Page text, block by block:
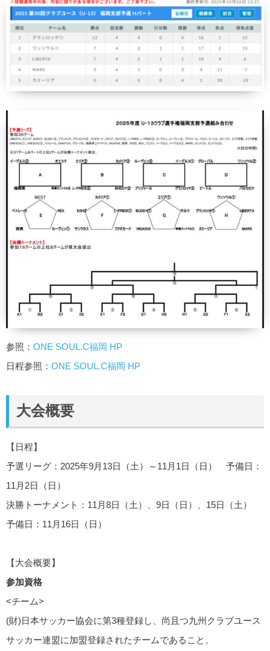
参照： ONE SOUL.C福岡 HP
日程参照： ONE SOUL.C福岡 HP
大会概要
【日程】
予選リーグ：2025年9月13日（土）～11月1日（日） 予備日：
11月2日（日）
決勝トーナメント：11月8日（土）、9日（日）、15日（土）
予備日：11月16日（日）
【大会概要】
参加資格
<チーム>
(財)日本サッカー協会に第3種登録し、尚且つ九州クラブユース
サッカー連盟に加盟登録されたチームであること。